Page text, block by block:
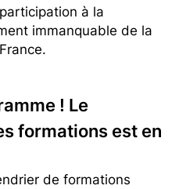
à la
immanquable de la
! Le
formations est en
de formations